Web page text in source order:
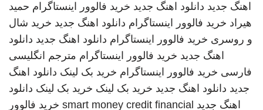
اهنگ جدید دانلود اهنگ جدید خرید فالوور اینستاگرام حمید
هیراد خرید فالوور اینستاگرام دانلود اهنگ جدید خرید شال
و روسری خرید فالوور اینستاگرام دانلود اهنگ جدید دانلود
اهنگ جدید خرید فالوور اینستاگرام مترجم انگلیسی
فارسی خرید فالوور اینستاگرام خرید بک لینک دانلود اهنگ
جدید دانلود اهنگ جدید خرید بک لینک خرید بک لینک دانلود
اهنگ جدید smart money credit financial خرید فالوور